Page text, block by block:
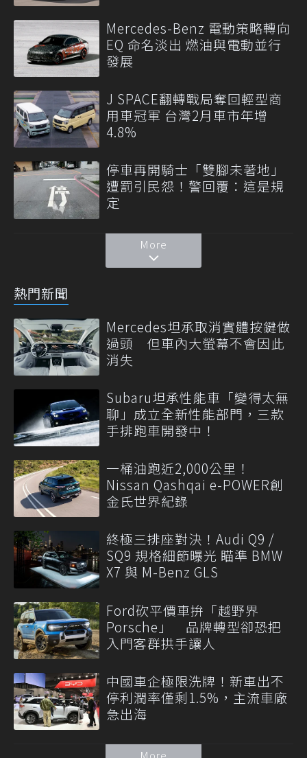
Mercedes-Benz 電動策略轉向
EQ 命名淡出 燃油與電動並行
發展
J SPACE翻轉戰局奪回輕型商
用車冠軍 台灣2月車市年增
4.8%
停車再開騎士「雙腳未著地」
遭罰引民怨！警回覆：這是規
定
More
熱門新聞
Mercedes坦承取消實體按鍵做
過頭 但車內大螢幕不會因此
消失
Subaru坦承性能車「變得太無
聊」成立全新性能部門，三款
手排跑車開發中！
一桶油跑近2,000公里！
Nissan Qashqai e-POWER創
金氏世界紀錄
終極三排座對決！Audi Q9 /
SQ9 規格細節曝光 瞄準 BMW
X7 與 M-Benz GLS
Ford砍平價車拚「越野界
Porsche」 品牌轉型卻恐把
入門客群拱手讓人
中國車企極限洗牌！新車出不
停利潤率僅剩1.5%，主流車廠
急出海
More